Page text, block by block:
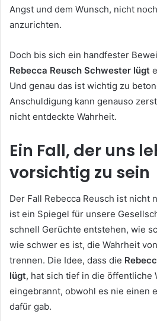
Angst und dem Wunsch, nicht
anzurichten.
Doch bis sich ein handfester
Rebecca Reusch Schwester lügt
Und genau das ist wichtig zu
Anschuldigung kann genauso
nicht entdeckte Wahrheit.
Ein Fall, der uns
vorsichtig zu sein
Der Fall Rebecca Reusch ist nicht
ist ein Spiegel für unsere
schnell Gerüchte entstehen, wie
wie schwer es ist, die Wahrheit
trennen. Die Idee, dass die
lügt, hat sich tief in die öffentliche
eingebrannt, obwohl es nie einen
dafür gab.